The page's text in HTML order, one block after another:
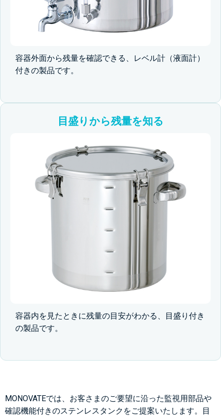
容器外面から残量を確認できる、レベル計（液面計）
付きの製品です。
目盛りから残量を知る
容器内を見たときに残量の目安がわかる、目盛り付き
の製品です。
MONOVATEでは、お客さまのご要望に沿った監視用部品や
確認機能付きのステンレスタンクをご提案いたします。目